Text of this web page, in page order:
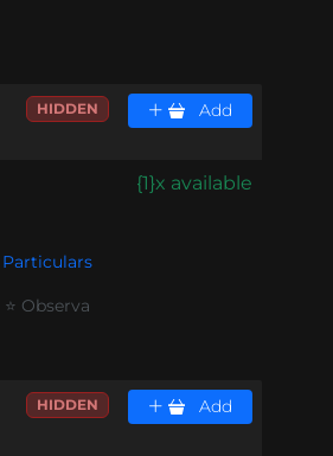
HIDDEN Add
{1}x available
Particulars
⭐ Observa
HIDDEN Add